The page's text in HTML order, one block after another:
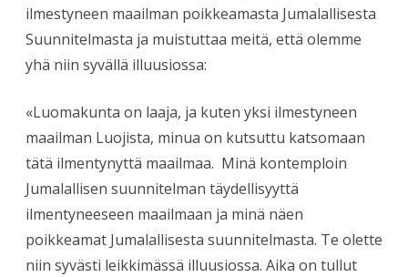
ilmestyneen maailman poikkeamasta Jumalallisesta
Suunnitelmasta ja muistuttaa meitä, että olemme
yhä niin syvällä illuusiossa:
«Luomakunta on laaja, ja kuten yksi ilmestyneen
maailman Luojista, minua on kutsuttu katsomaan
tätä ilmentynyttä maailmaa. Minä kontemploin
Jumalallisen suunnitelman täydellisyyttä
ilmentyneeseen maailmaan ja minä näen
poikkeamat Jumalallisesta suunnitelmasta. Te olette
niin syvästi leikkimässä illuusiossa. Aika on tullut